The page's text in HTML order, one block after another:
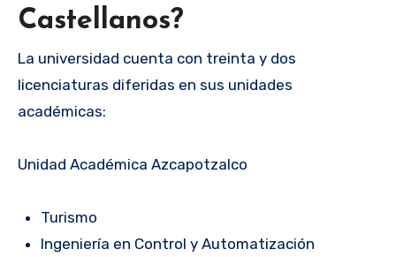
Castellanos?
La universidad cuenta con treinta y dos
licenciaturas diferidas en sus unidades
académicas:
Unidad Académica Azcapotzalco
Turismo
Ingeniería en Control y Automatización